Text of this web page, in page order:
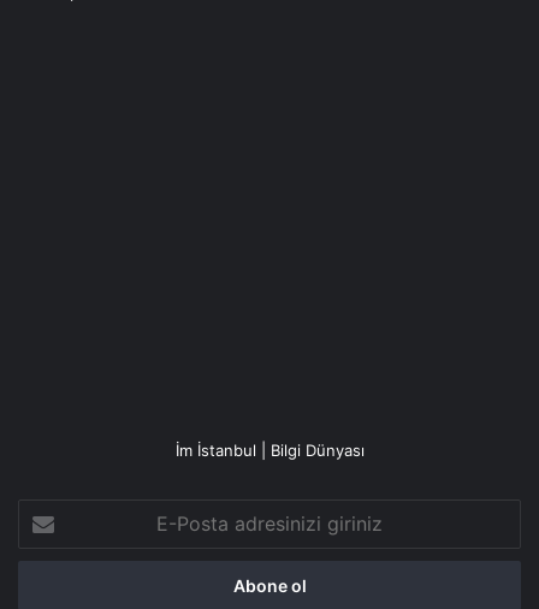
İm İstanbul | Bilgi Dünyası
Posta
adresinizi